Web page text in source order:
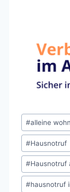
#alleine
#Hausnotruf
#Hausnotruf
#hausnotruf